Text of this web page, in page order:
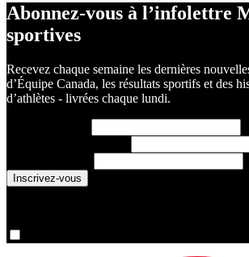
Abonnez-vous à l’infolettre
sportives
Recevez chaque semaine les dernières
d’Équipe Canada, les résultats sportifs et des
d’athlètes - livrées chaque lundi.